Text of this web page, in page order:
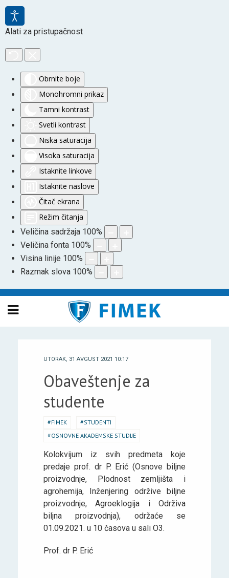
Alati za pristupačnost
Obrnite boje
Monohromni prikaz
Tamni kontrast
Svetli kontrast
Niska saturacija
Visoka saturacija
Istaknite linkove
Istaknite naslove
Čitač ekrana
Režim čitanja
Veličina sadržaja 100%
Veličina fonta 100%
Visina linije 100%
Razmak slova 100%
UTORAK, 31 AVGUST 2021 10:17
Obaveštenje za
studente
FIMEK
STUDENTI
OSNOVNE AKADEMSKE STUDIJE
Kolokvijum iz svih predmeta koje
predaje prof. dr P. Erić (Osnove biljne
proizvodnje, Plodnost zemljišta i
agrohemija, Inženjering održive biljne
proizvodnje, Agroeklogija i Održiva
biljna proizvodnja), održaće se
01.09.2021. u 10 časova u sali O3.
Prof. dr P. Erić